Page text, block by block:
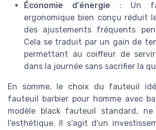
Économie d'énergie : Un
ergonomique bien conçu réduit
des ajustements fréquents
Cela se traduit par un gain de
permettant au coiffeur de
dans la journée sans sacrifier la
En somme, le choix du fauteuil
fauteuil barbier pour homme avec
modèle black fauteuil standard,
l'esthétique. Il s'agit d'un